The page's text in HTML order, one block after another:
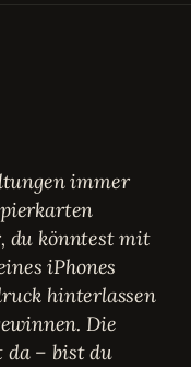
immer
du könntest mit
iPhones
hinterlassen
Die
da – bist du